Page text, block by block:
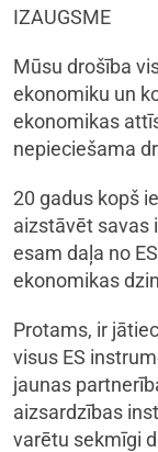
IZAUGSME
Mūsu drošība
ekonomiku un
ekonomikas
nepieciešama
20 gadus kopš
aizstāvēt savas
esam daļa no
ekonomikas
Protams, ir
visus ES
jaunas
aizsardzības
varētu sekmīgi